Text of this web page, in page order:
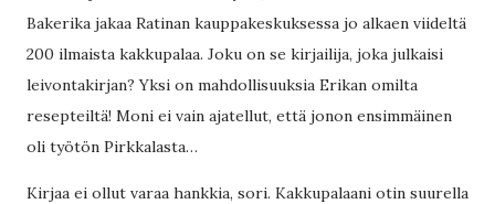
Bakerika jakaa Ratinan kauppakeskuksessa jo alkaen viideltä
200 ilmaista kakkupalaa. Joku on se kirjailija, joka julkaisi
leivontakirjan? Yksi on mahdollisuuksia Erikan omilta
resepteiltä! Moni ei vain ajatellut, että jonon ensimmäinen
oli työtön Pirkkalasta…
Kirjaa ei ollut varaa hankkia, sori. Kakkupalaani otin suurella